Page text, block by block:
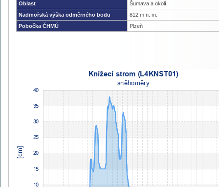
Oblast
Šumava a okolí
Nadmořská výška odměrného bodu
812 m n. m.
Pobočka ČHMÚ
Plzeň